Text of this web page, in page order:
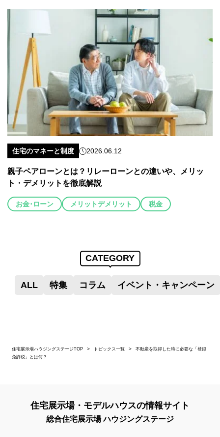
住宅のマネーと制度 2026.06.12
親子ペアローンとは？リレーローンとの違いや、メリッ
ト・デメリットを徹底解説
お金･ローン メリットデメリット 税金
CATEGORY
ALL 特集 コラム イベント・キャンペーン
住宅展示場ハウジングステージTOP トピックス一覧
不動産を取得した時に必要な「登録
免許税」とは何？
住宅展示場・モデルハウスの情報サイト
総合住宅展示場 ハウジングステージ